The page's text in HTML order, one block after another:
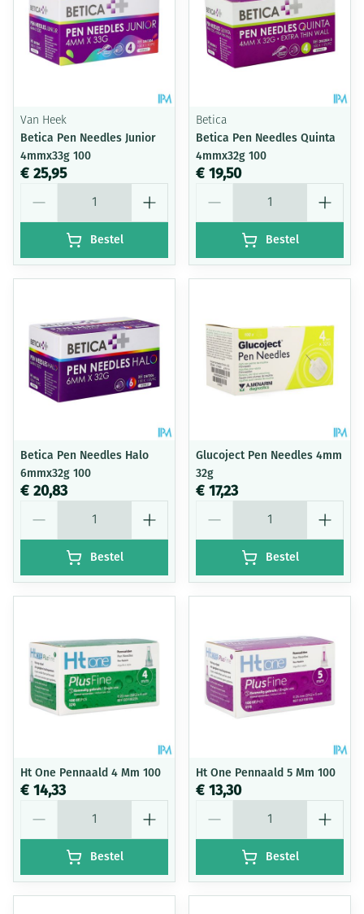
Van Heek
Betica Pen Needles Junior
4mmx33g 100
€ 25,95
Bestel
Betica
Betica Pen Needles Quinta
4mmx32g 100
€ 19,50
Bestel
Betica Pen Needles Halo
6mmx32g 100
€ 20,83
Bestel
Glucoject Pen Needles 4mm
32g
€ 17,23
Bestel
Ht One Pennaald 4 Mm 100
€ 14,33
Bestel
Ht One Pennaald 5 Mm 100
€ 13,30
Bestel